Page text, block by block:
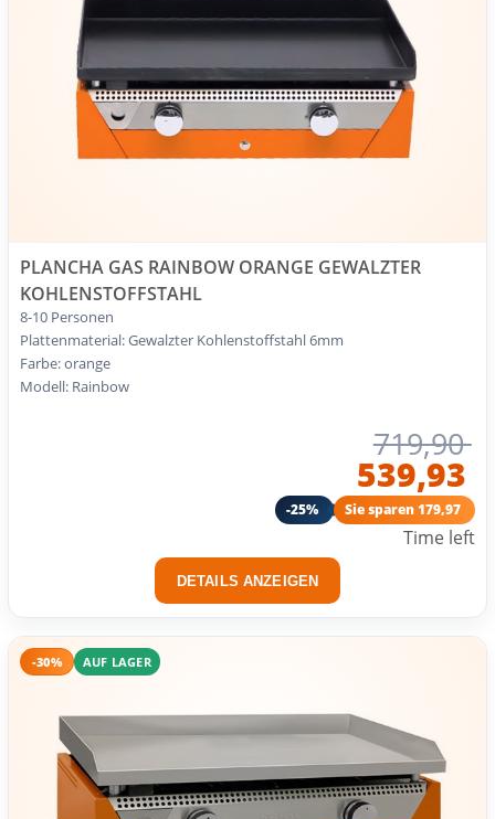
PLANCHA GAS RAINBOW ORANGE GEWALZTER
KOHLENSTOFFSTAHL
8-10 Personen
Plattenmaterial: Gewalzter Kohlenstoffstahl 6mm
Farbe: orange
Modell: Rainbow
719,90
539,93
-25% Sie sparen 179,97
Time left
DETAILS ANZEIGEN
-30% AUF LAGER